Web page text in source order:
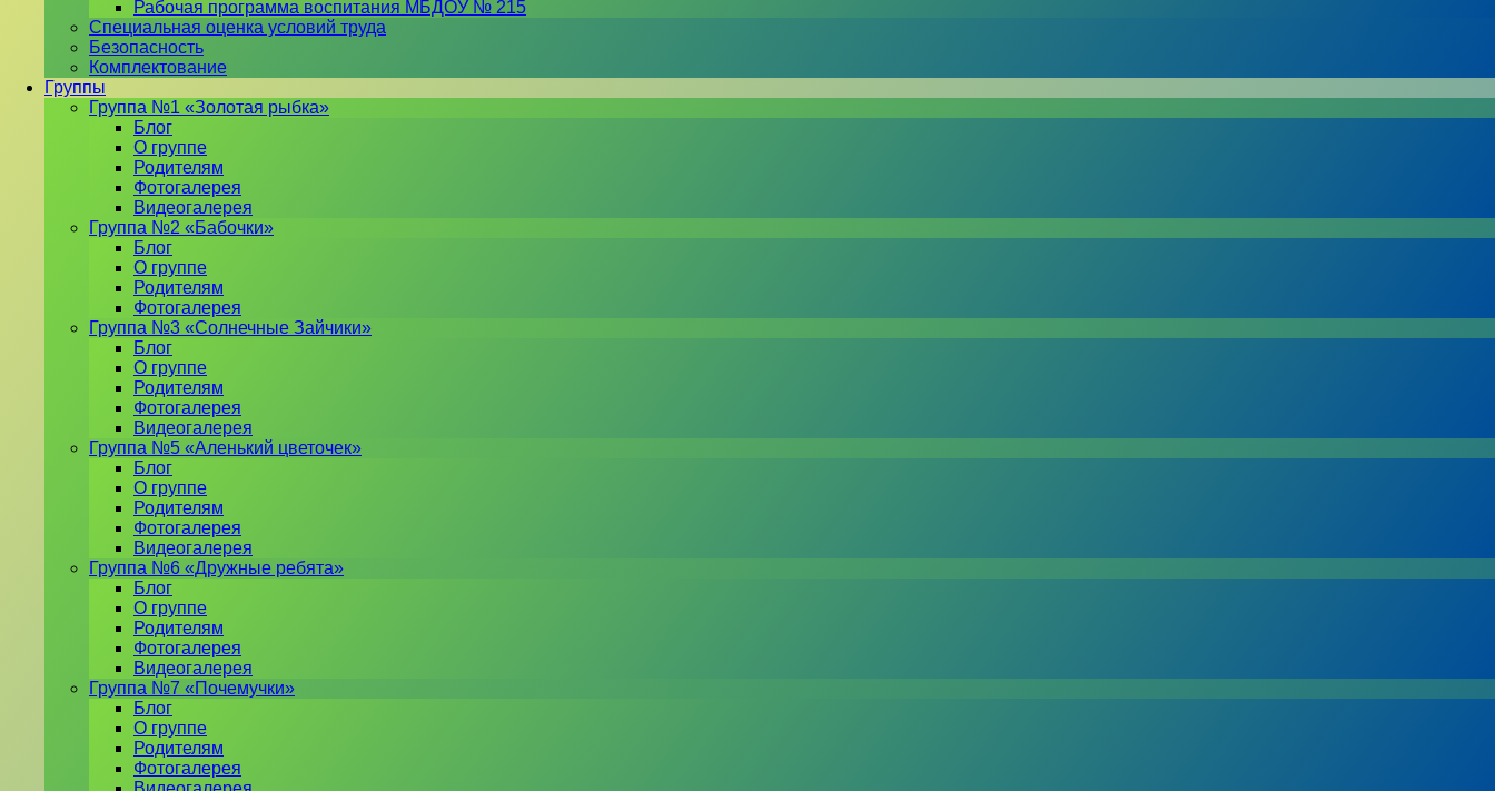
Рабочая программа воспитания МБДОУ № 215
Специальная оценка условий труда
Безопасность
Комплектование
Группы
Группа №1 «Золотая рыбка»
Блог
О группе
Родителям
Фотогалерея
Видеогалерея
Группа №2 «Бабочки»
Блог
О группе
Родителям
Фотогалерея
Группа №3 «Солнечные Зайчики»
Блог
О группе
Родителям
Фотогалерея
Видеогалерея
Группа №5 «Аленький цветочек»
Блог
О группе
Родителям
Фотогалерея
Видеогалерея
Группа №6 «Дружные ребята»
Блог
О группе
Родителям
Фотогалерея
Видеогалерея
Группа №7 «Почемучки»
Блог
О группе
Родителям
Фотогалерея